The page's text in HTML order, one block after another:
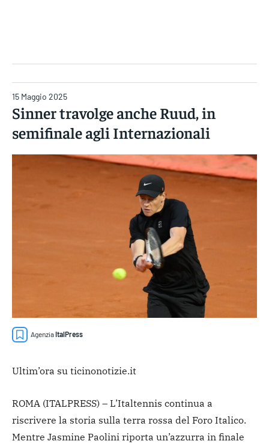
15 Maggio 2025
Sinner travolge anche Ruud, in
semifinale agli Internazionali
AgenziaItalPress
Ultim’ora su ticinonotizie.it
ROMA (ITALPRESS) – L’Italtennis continua a
riscrivere la storia sulla terra rossa del Foro Italico.
Mentre Jasmine Paolini riporta un’azzurra in finale